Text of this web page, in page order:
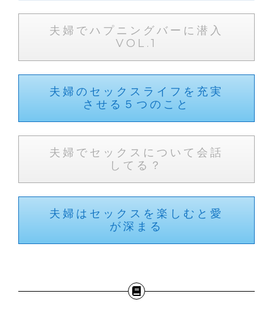
夫婦でハプニングバーに潜入
VOL.1
夫婦のセックスライフを充実
させる５つのこと
夫婦でセックスについて会話
してる？
夫婦はセックスを楽しむと愛
が深まる